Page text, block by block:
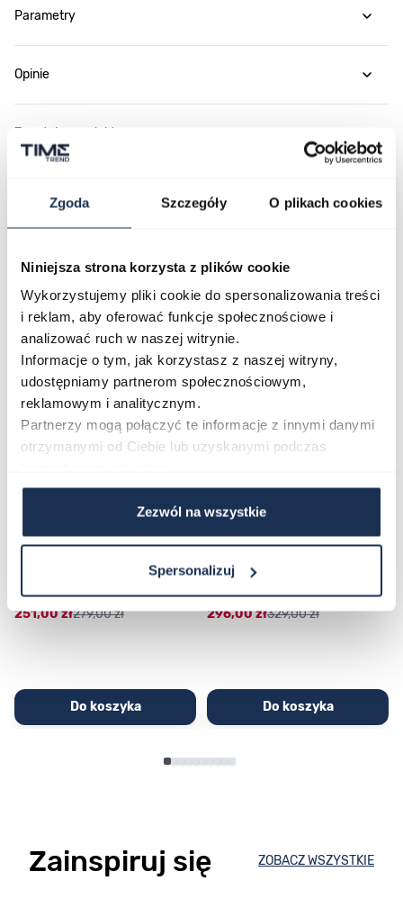
Zgoda Szczegóły O plikach cookies
Niniejsza strona korzysta z plików cookie
Wykorzystujemy pliki cookie do spersonalizowania treści
i reklam, aby oferować funkcje społecznościowe i
analizować ruch w naszej witrynie.
Informacje o tym, jak korzystasz z naszej witryny,
udostępniamy partnerom społecznościowym,
reklamowym i analitycznym.
Partnerzy mogą połączyć te informacje z innymi danymi
otrzymanymi od Ciebie lub uzyskanymi podczas
Zezwól na wszystkie
Spersonalizuj
Parametry
Opinie
Zapytaj o produkt
Najczęściej kupowane
Poruszanie się po elementach karuzeli jest możliwe za pomocą
Naciśnij, aby pominąć karuzelę
Naciśnij, aby przejść do nawigacji karuzeli
CASIO Sport AE-1200WHD-
251,00 zł279,00 zł
Do koszyka
Casio Sport AQ-230GA-
03311457
296,00 zł329,00 zł
Do koszyka
Zainspiruj się ZOBACZ WSZYSTKIE